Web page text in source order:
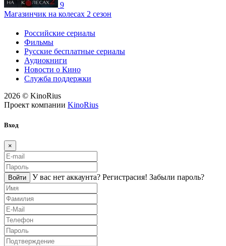
9
Магазинчик на колесах 2 сезон
Российские сериалы
Фильмы
Русские бесплатные сериалы
Аудиокниги
Новости о Кино
Служба поддержки
2026 © KinoRius
Проект компании KinoRius
Вход
×
Войти У вас нет аккаунта? Регистраcия! Забыли пароль?